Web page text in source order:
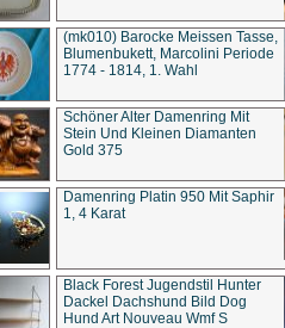
(mk010) Barocke Meissen Tasse,
Blumenbukett, Marcolini Periode
1774 - 1814, 1. Wahl
Schöner Alter Damenring Mit
Stein Und Kleinen Diamanten
Gold 375
Damenring Platin 950 Mit Saphir
1, 4 Karat
Black Forest Jugendstil Hunter
Dackel Dachshund Bild Dog
Hund Art Nouveau Wmf S